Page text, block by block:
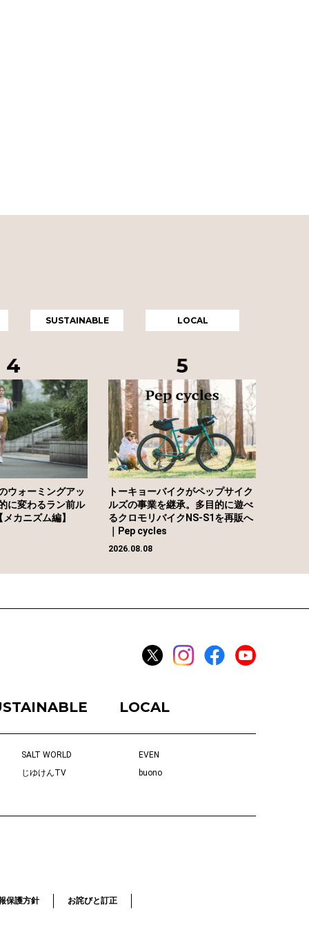
SUSTAINABLE LOCAL
ウォーミングアッ
に変わるラン前ル
カニズム編】
トーキョーバイクがペップサイク
ルズの事業を継承。多目的に遊べ
るクロモリバイクNS-S1を再販へ
｜Pep cycles
2026.08.08
LOCAL
SALT WORLD
EVEN
じゆけんTV
buono
保護方針 お詫びと訂正